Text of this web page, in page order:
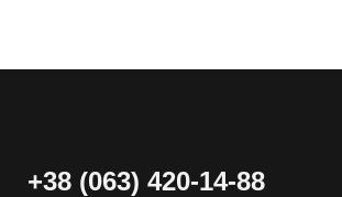
+38 (063) 420-14-88